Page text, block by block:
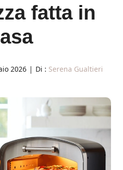
fatta in
2026 | Di : Serena Gualtieri